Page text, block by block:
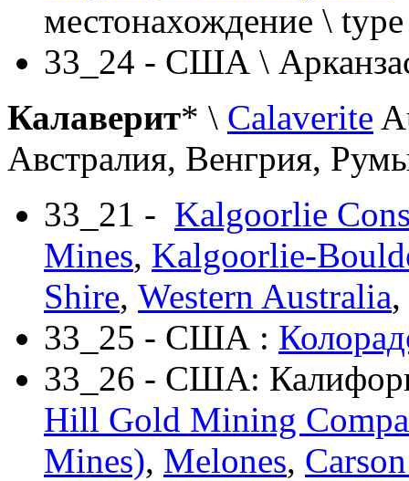
местонахождение \
33_24 - США \
Калаверит* \ Calaverite
Австралия, Венгрия,
33_21 - Kalgoorlie
Mines, Kalgoorlie-
Shire, Western Australia,
33_25 - США :
33_26 - США:
Hill Gold Mining
Mines), Melones,